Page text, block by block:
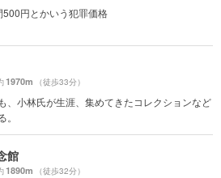
円とかいう犯罪価格
1970m （徒歩33分）
、小林氏が生涯、集めてきたコレクションなど
館
1890m （徒歩32分）